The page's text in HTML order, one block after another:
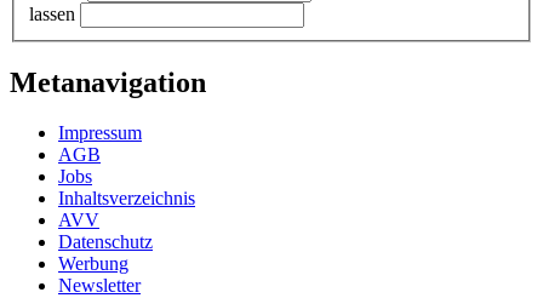
lassen
Metanavigation
Impressum
AGB
Jobs
Inhaltsverzeichnis
AVV
Datenschutz
Werbung
Newsletter